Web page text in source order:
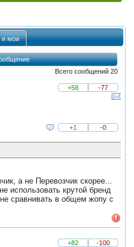
и мои
Всего сообщений 20
+58
-77
+1 -0
а не Перевозчик скорее...
использовать крутой бренд
сравнивать в общем жопу с
+82
-100